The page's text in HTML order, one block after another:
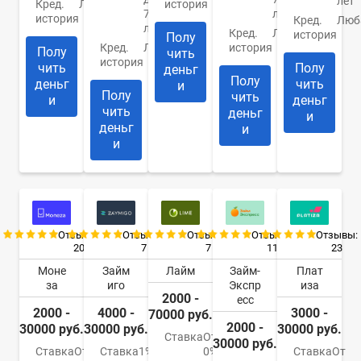
Кред.
история
Любая
Полу
чить
деньг
и
70
лет
Кред.
история
Любая
Полу
чить
деньг
и
история
Полу
чить
деньг
и
лет
Кред.
история
Любая
Полу
чить
деньг
и
Кред.
история
Полу
чить
деньг
и
Отзывы:
20
Моне
за
2000 -
30000 руб.
СтавкаОт
Отзывы:
7
Займ
иго
4000 -
30000 руб.
Ставка1%
Отзывы:
7
Лайм
2000 -
70000 руб.
СтавкаОт
0%
Отзывы:
11
Займ-
Экспр
есс
2000 -
30000 руб.
Отзывы:
23
Плат
иза
3000 -
30000 руб.
СтавкаОт